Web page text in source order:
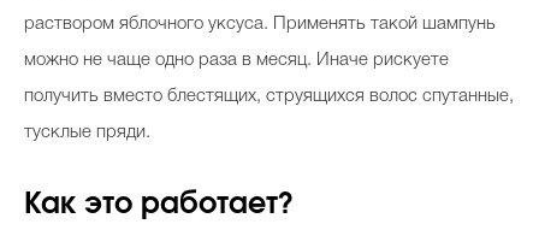
Celebrity дня
Фотоальбом
раствором яблочного уксуса. Применять такой шампунь
можно не чаще одно раза в месяц. Иначе рискуете
получить вместо блестящих, струящихся волос спутанные,
тусклые пряди.
Как это работает?